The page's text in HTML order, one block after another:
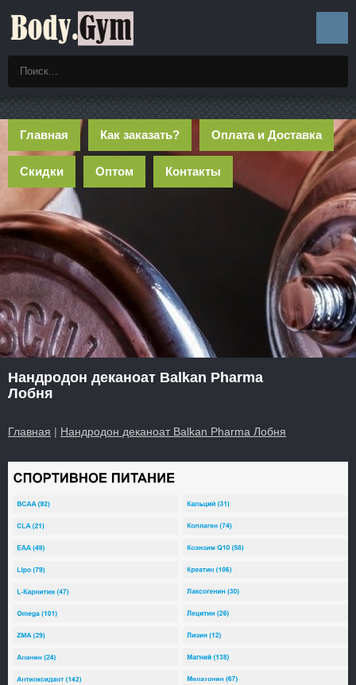
Главная Как заказать? Оплата и Доставка
Скидки Оптом Контакты
Нандродон деканоат Balkan Pharma
Лобня
Главная | Нандродон деканоат Balkan Pharma Лобня